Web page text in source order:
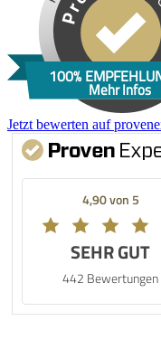
100%
Mehr Infos
Jetzt bewerten auf
4,90 von 5
SEHR GUT
442 Bewertungen